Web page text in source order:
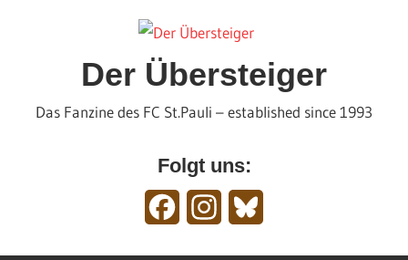
Der Übersteiger
Das Fanzine des FC St.Pauli – established since 1993
Folgt uns:
FacebookInstagram